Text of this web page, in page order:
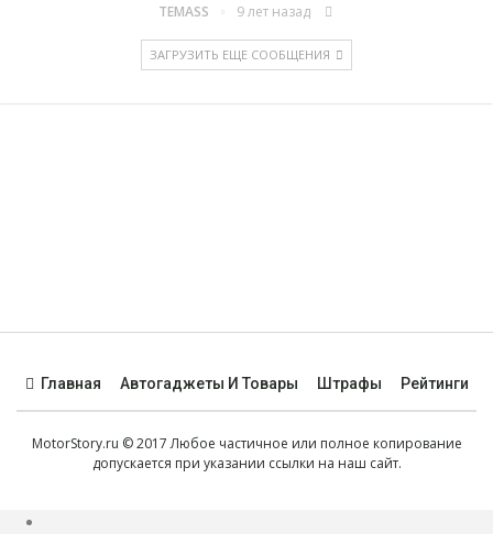
TEMASS 9 лет назад
ЗАГРУЗИТЬ ЕЩЕ СООБЩЕНИЯ
Главная Автогаджеты И Товары Штрафы Рейтинги
MotorStory.ru © 2017 Любое частичное или полное копирование
допускается при указании ссылки на наш сайт.